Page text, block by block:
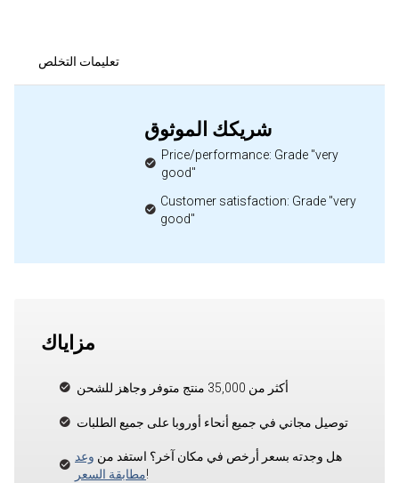
تعليمات التخلص
شريكك الموثوق
Price/performance: Grade "very
good"
Customer satisfaction: Grade "very
good"
مزاياك
أكثر من 35,000 منتج متوفر وجاهز للشحن
توصيل مجاني في جميع أنحاء أوروبا على جميع الطلبات
هل وجدته بسعر أرخص في مكان آخر؟ استفد من وعد
مطابقة السعر!